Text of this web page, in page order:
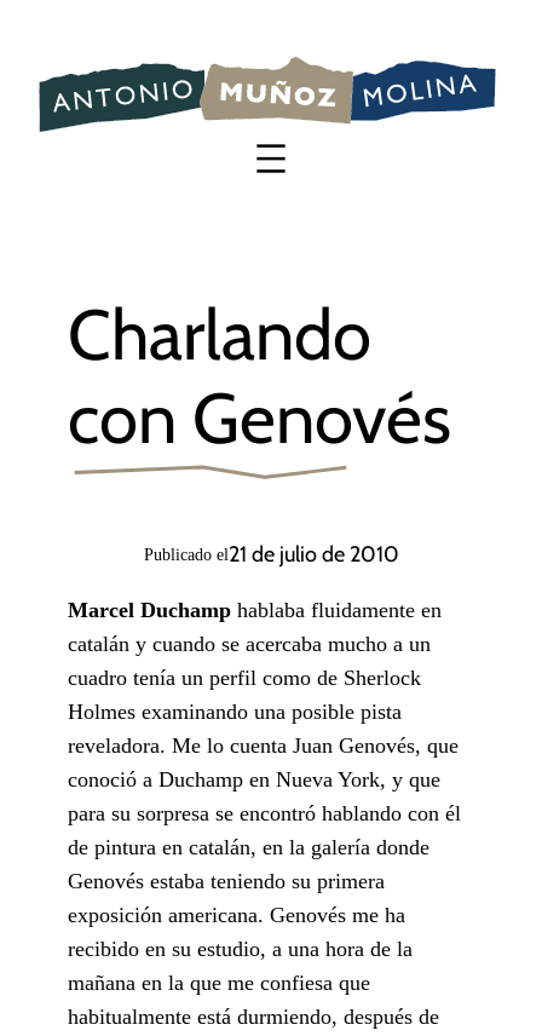
contenido
Charlando
con Genovés
Publicado el21 de julio de 2010
Marcel Duchamp hablaba fluidamente en
catalán y cuando se acercaba mucho a un
cuadro tenía un perfil como de Sherlock
Holmes examinando una posible pista
reveladora. Me lo cuenta Juan Genovés, que
conoció a Duchamp en Nueva York, y que
para su sorpresa se encontró hablando con él
de pintura en catalán, en la galería donde
Genovés estaba teniendo su primera
exposición americana. Genovés me ha
recibido en su estudio, a una hora de la
mañana en la que me confiesa que
habitualmente está durmiendo, después de